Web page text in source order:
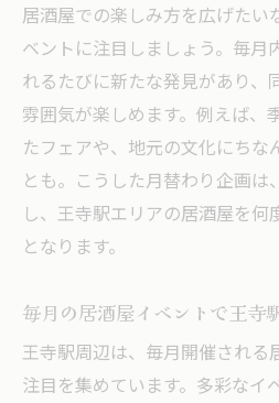
居酒屋での楽しみ方を広げたい
ベントに注目しましょう。毎月
れるたびに新たな発見があり、
雰囲気が楽しめます。例えば、
たフェアや、地元の文化にちな
とも。こうした月替わり企画は
し、王寺駅エリアの居酒屋を
となります。
毎月の居酒屋イベントで王寺
王寺駅周辺は、毎月開催される
注目を集めています。多彩なイ